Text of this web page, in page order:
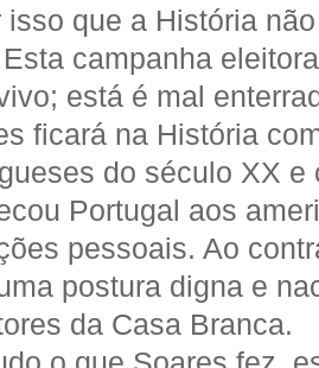
isso que a História
campanha
está é mal
ficará na História
do século XX
Portugal aos
pessoais. Ao
postura digna e
da Casa Branca.